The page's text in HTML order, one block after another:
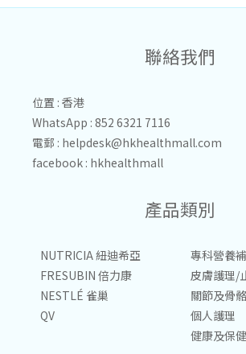
聯絡我們
位置 : 香港
WhatsApp : 852 6321 7116
電郵 : helpdesk@hkhealthmall.com
facebook : hkhealthmall
產品類別
NUTRICIA 紐迪希亞
FRESUBIN 倍力康
NESTLÉ 雀巢
QV
專科營養
皮膚護理/
關節及骨
個人護理
健康及保